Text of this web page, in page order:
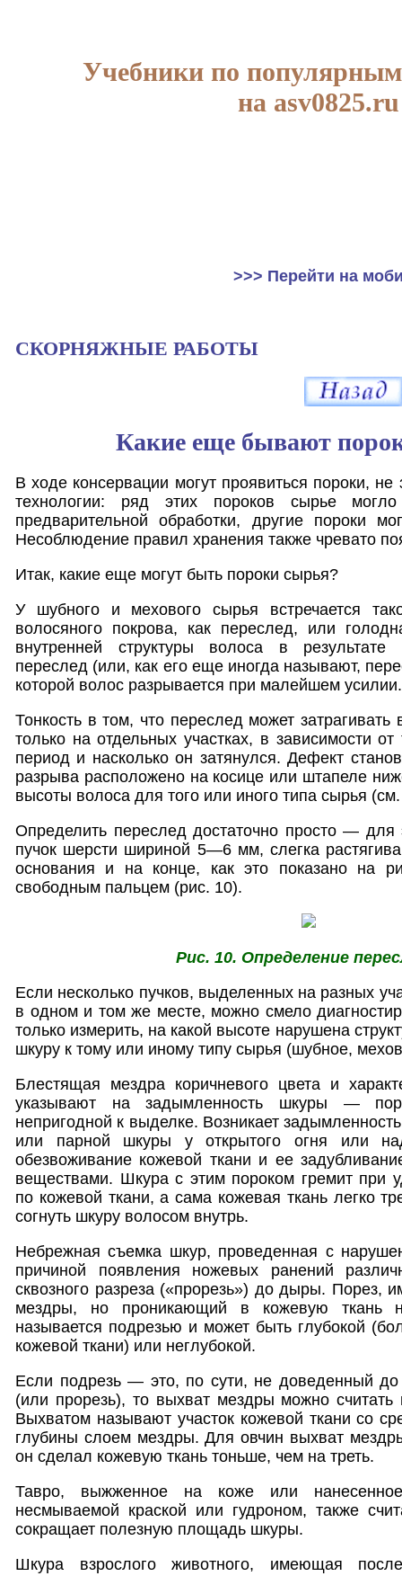
Учебники по
на asv0825.ru
>>> Перейти на
СКОРНЯЖНЫЕ РАБОТЫ
Какие еще бывают
В ходе консервации могут проявиться пороки,
технологии: ряд этих пороков сырье
предварительной обработки, другие пороки
Несоблюдение правил хранения также чревато
Итак, какие еще могут быть пороки сырья?
У шубного и мехового сырья встречается
волосяного покрова, как переслед, или
внутренней структуры волоса в результате
переслед (или, как его еще иногда называют,
которой волос разрывается при малейшем усилии.
Тонкость в том, что переслед может
только на отдельных участках, в зависимости
период и насколько он затянулся. Дефект
разрыва расположено на косице или штапеле
высоты волоса для того или иного типа сырья
Определить переслед достаточно просто —
пучок шерсти шириной 5—6 мм, слегка
основания и на конце, как это показано на
свободным пальцем (рис. 10).
Рис. 10. Определение
Если несколько пучков, выделенных на разных
в одном и том же месте, можно смело
только измерить, на какой высоте нарушена
шкуру к тому или иному типу сырья (шубное,
Блестящая мездра коричневого цвета и
указывают на задымленность шкуры —
непригодной к выделке. Возникает
или парной шкуры у открытого огня или
обезвоживание кожевой ткани и ее
веществами. Шкура с этим пороком гремит при
по кожевой ткани, а сама кожевая ткань легко
согнуть шкуру волосом внутрь.
Небрежная съемка шкур, проведенная с
причиной появления ножевых ранений
сквозного разреза («прорезь») до дыры. Порез,
мездры, но проникающий в кожевую ткань
называется подрезью и может быть глубокой
кожевой ткани) или неглубокой.
Если подрезь — это, по сути, не доведенный до
(или прорезь), то выхват мездры можно
Выхватом называют участок кожевой ткани со
глубины слоем мездры. Для овчин выхват
он сделал кожевую ткань тоньше, чем на треть.
Тавро, выжженное на коже или
несмываемой краской или гудроном, также
сокращает полезную площадь шкуры.
Шкура взрослого животного, имеющая